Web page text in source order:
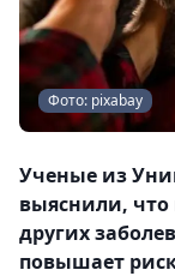
Фото: pixabay
Ученые из
выяснили,
других
повышает